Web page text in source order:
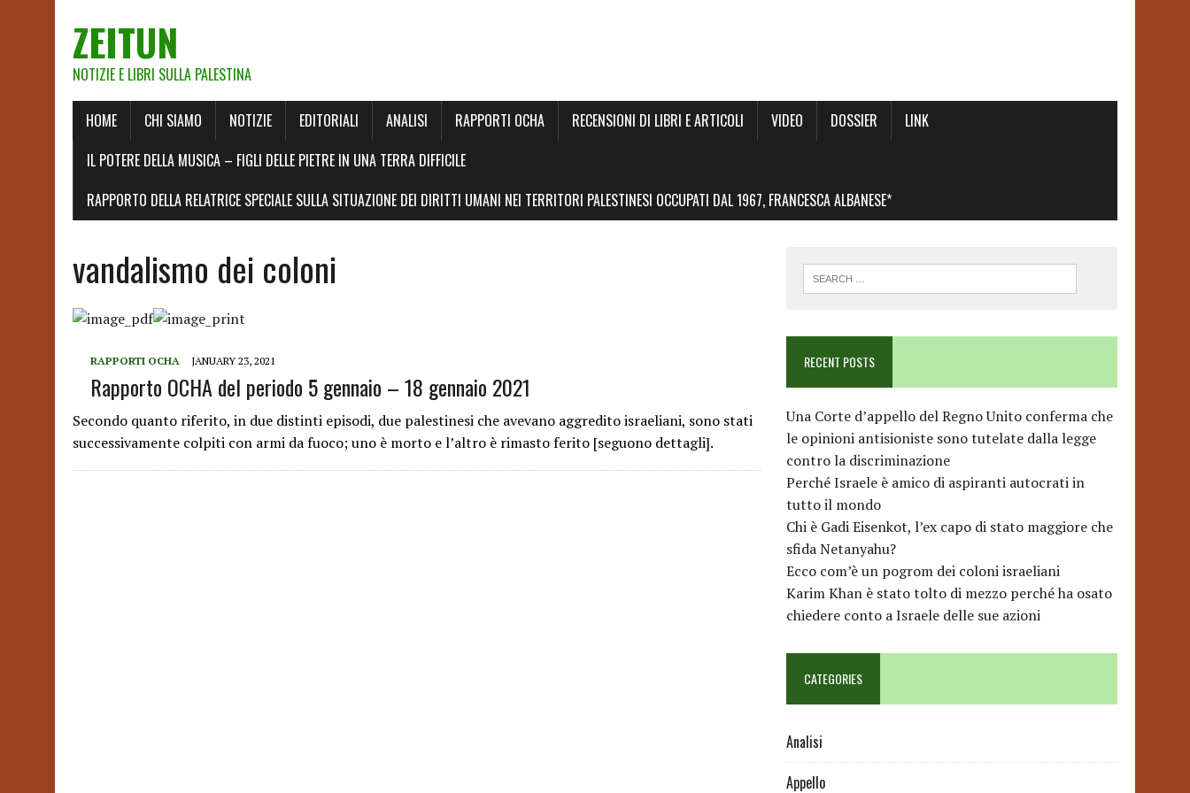
ZEITUN
NOTIZIE E LIBRI SULLA PALESTINA
HOME CHI SIAMO NOTIZIE EDITORIALI ANALISI RAPPORTI OCHA RECENSIONI DI LIBRI E ARTICOLI VIDEO DOSSIER
LINK
IL POTERE DELLA MUSICA – FIGLI DELLE PIETRE IN UNA TERRA DIFFICILE
RAPPORTO DELLA RELATRICE SPECIALE SULLA SITUAZIONE DEI DIRITTI UMANI NEI TERRITORI PALESTINESI OCCUPATI DAL 1967, FRANCESCA ALBANESE*
vandalismo dei coloni
RAPPORTI OCHA JANUARY 23, 2021
Rapporto OCHA del periodo 5 gennaio – 18 gennaio 2021
Secondo quanto riferito, in due distinti episodi, due palestinesi che avevano aggredito israeliani, sono stati
successivamente colpiti con armi da fuoco; uno è morto e l’altro è rimasto ferito [seguono dettagli].
RECENT POSTS
Una Corte d’appello del Regno Unito conferma che
le opinioni antisioniste sono tutelate dalla legge
contro la discriminazione
Perché Israele è amico di aspiranti autocrati in
tutto il mondo
Chi è Gadi Eisenkot, l’ex capo di stato maggiore che
sfida Netanyahu?
Ecco com’è un pogrom dei coloni israeliani
Karim Khan è stato tolto di mezzo perché ha osato
chiedere conto a Israele delle sue azioni
CATEGORIES
Analisi
Appello